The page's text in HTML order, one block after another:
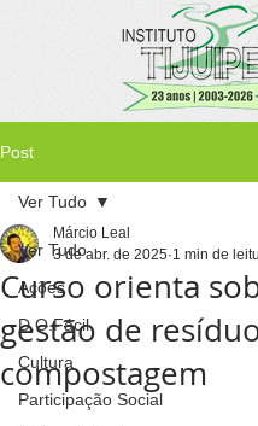
Post
Ver Tudo
Ações
D.O.Fácil
Cultura
Participação Social
Ver Tudo
Curso orienta
gestão de
compostagem
Márcio Leal
3 de abr. de 2025 1 min de